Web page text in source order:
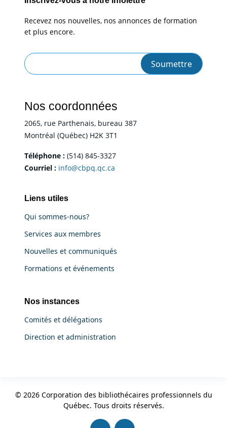
Recevez nos nouvelles, nos annonces de formation
et plus encore.
Nos coordonnées
2065, rue Parthenais, bureau 387
Montréal (Québec) H2K 3T1
Téléphone : (514) 845-3327
Courriel : info@cbpq.qc.ca
Liens utiles
Qui sommes-nous?
Services aux membres
Nouvelles et communiqués
Formations et événements
Nos instances
Comités et délégations
Direction et administration
© 2026 Corporation des bibliothécaires professionnels du
Québec. Tous droits réservés.